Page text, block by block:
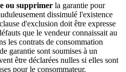
ou supprimer la garantie pour
dissimulé l'existence
d'exclusion doit être expresse
que le vendeur connaissait au
les contrats de consommation
garantie sont soumises à un
être déclarées nulles si elles sont
pour le consommateur.